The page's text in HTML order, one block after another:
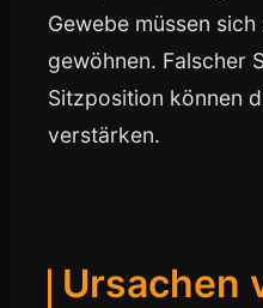
Gewebe müssen
gewöhnen. Falscher
Sitzposition können
verstärken.
Ursachen